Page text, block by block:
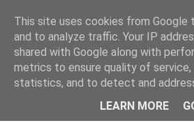
Bulgária
This site uses cookies from Google
and to analyze traffic. Your IP
shared with Google along with
metrics to ensure quality of service,
statistics, and to detect and
LEARN MORE